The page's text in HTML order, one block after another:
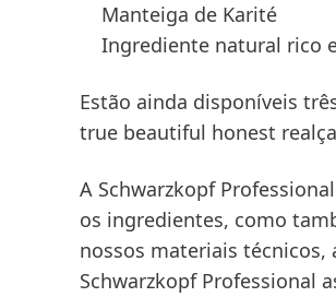
Manteiga de Karité
Ingrediente natural rico
Estão ainda disponíveis
true beautiful honest
A Schwarzkopf
os ingredientes, como
nossos materiais
Schwarzkopf Professional